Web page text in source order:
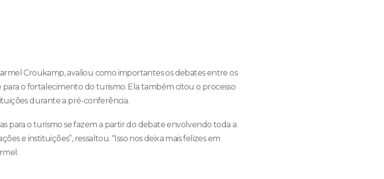
Croukamp, avaliou como importantes os debates entre os
o fortalecimento do turismo. Ela também citou o processo
durante a pré-conferência.
para o turismo se fazem a partir do debate envolvendo toda a
e instituições”, ressaltou. “Isso nos deixa mais felizes em